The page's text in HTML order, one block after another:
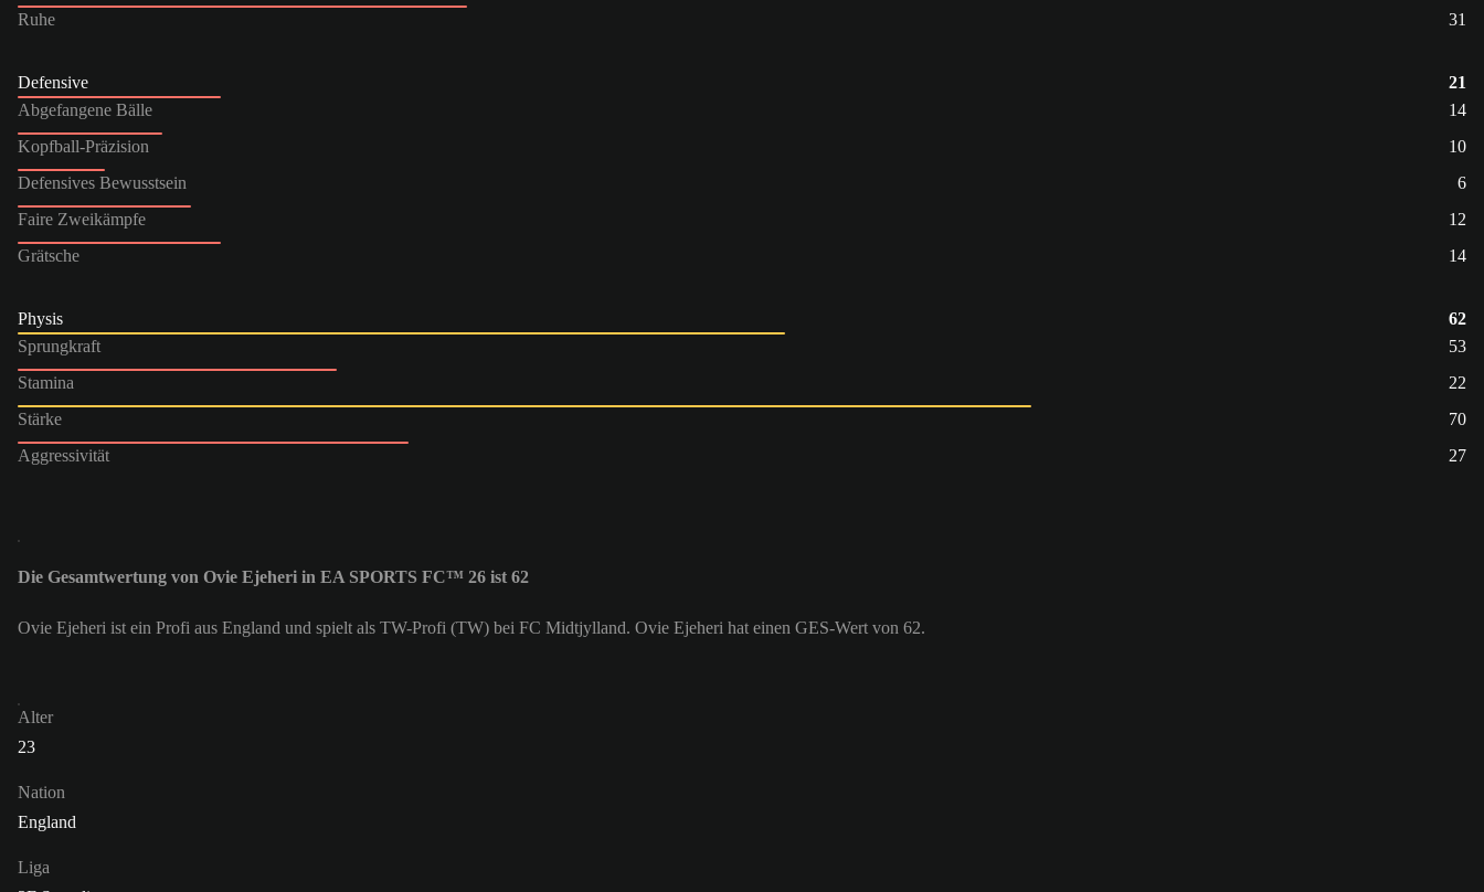
Ruhe
31
Defensive
21
Abgefangene Bälle
14
Kopfball-Präzision
10
Defensives Bewusstsein
6
Faire Zweikämpfe
12
Grätsche
14
Physis
62
Sprungkraft
53
Stamina
22
Stärke
70
Aggressivität
27
Die Gesamtwertung von Ovie Ejeheri in EA SPORTS FC™ 26 ist 62
Ovie Ejeheri ist ein Profi aus England und spielt als TW-Profi (TW) bei FC Midtjylland. Ovie Ejeheri hat einen GES-Wert von 62.
Alter
23
Nation
England
Liga